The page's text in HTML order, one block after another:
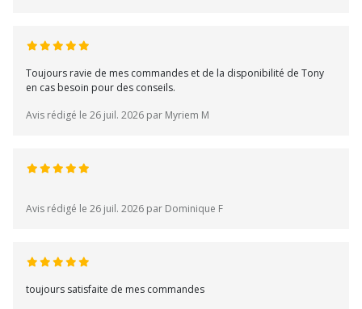
Toujours ravie de mes commandes et de la disponibilité de Tony
en cas besoin pour des conseils.
Avis rédigé le 26 juil. 2026 par Myriem M
Avis rédigé le 26 juil. 2026 par Dominique F
toujours satisfaite de mes commandes